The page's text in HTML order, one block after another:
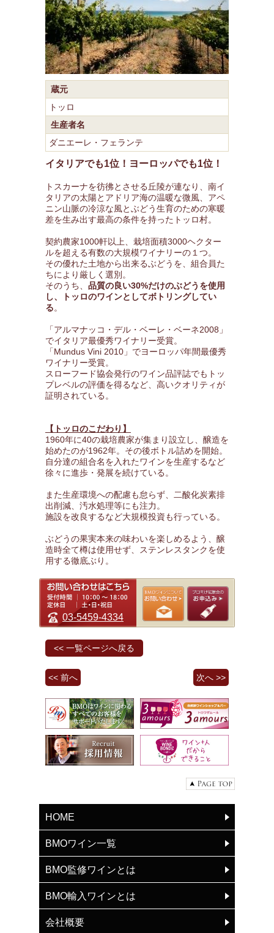
蔵元
トッロ
生産者名
ダニエーレ・フェランテ
イタリアでも1位！ヨーロッパでも1位！
トスカーナを彷彿とさせる丘陵が連なり、南イ
タリアの太陽とアドリア海の温暖な微風、アペ
ニン山脈の冷涼な風とぶどう生育のための寒暖
差を生み出す最高の条件を持ったトッロ村。
契約農家1000軒以上、栽培面積3000ヘクター
ルを超える有数の大規模ワイナリーの１つ。
その優れた土地から出来るぶどうを、組合員た
ちにより厳しく選別。
そのうち、 品質の良い30%だけのぶどうを使用
し、トッロのワインとしてボトリングしてい
る。
「アルマナッコ・デル・ベーレ・ベーネ2008」
でイタリア最優秀ワイナリー受賞。
「Mundus Vini 2010」でヨーロッパ年間最優秀
ワイナリー受賞。
スローフード協会発行のワイン品評誌でもトッ
プレベルの評価を得るなど、高いクオリティが
証明されている。
【トッロのこだわり】
1960年に40の栽培農家が集まり設立し、醸造を
始めたのが1962年。その後ボトル詰めを開始。
自分達の組合名を入れたワインを生産するなど
徐々に進歩・発展を続けている。
また生産環境への配慮も怠らず、二酸化炭素排
出削減、汚水処理等にも注力。
施設を改良するなど大規模投資も行っている。
ぶどうの果実本来の味わいを楽しめるよう、醸
造時全て樽は使用せず、ステンレスタンクを使
用する徹底ぶり。
03-5459-4334
<< 一覧ページへ戻る
<< 前へ 次へ >>
HOME
BMOワイン一覧
BMO監修ワインとは
BMO輸入ワインとは
会社概要